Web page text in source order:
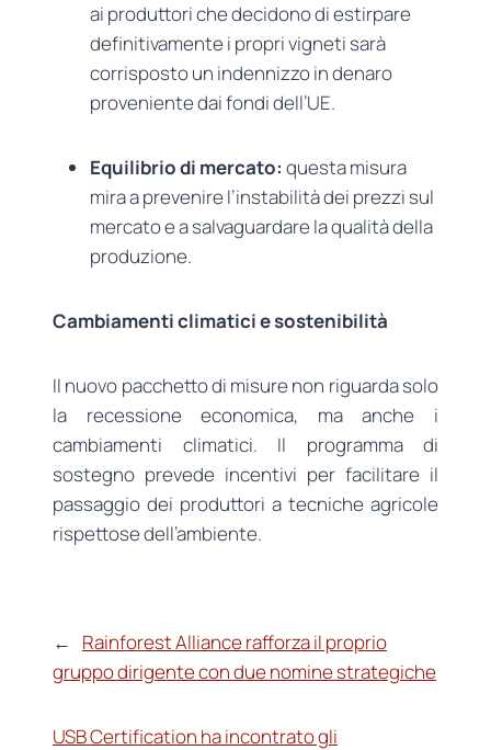
ai produttori che decidono di estirpare
definitivamente i propri vigneti sarà
corrisposto un indennizzo in denaro
proveniente dai fondi dell’UE.
Equilibrio di mercato: questa misura
mira a prevenire l’instabilità dei prezzi sul
mercato e a salvaguardare la qualità della
produzione.
Cambiamenti climatici e sostenibilità
Il nuovo pacchetto di misure non riguarda solo
la recessione economica, ma anche i
cambiamenti climatici. Il programma di
sostegno prevede incentivi per facilitare il
passaggio dei produttori a tecniche agricole
rispettose dell’ambiente.
←
Rainforest Alliance rafforza il proprio
gruppo dirigente con due nomine strategiche
USB Certification ha incontrato gli